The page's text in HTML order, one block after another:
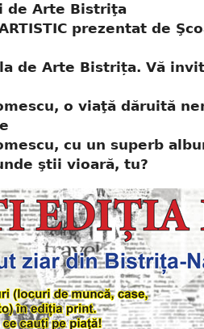
de Arte Bistriţa
ARTISTIC prezentat de
de Arte Bistrița. Vă
o viaţă dăruită
cu un superb
ştii vioară, tu?